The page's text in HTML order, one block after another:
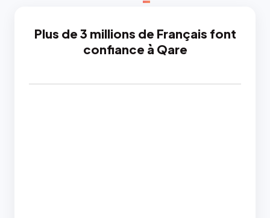
Plus de 3 millions de Français font
confiance à Qare